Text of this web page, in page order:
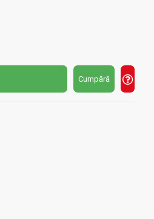
Cumpără